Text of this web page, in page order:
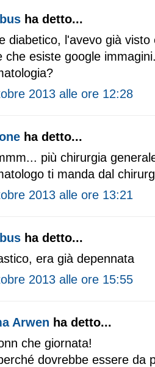
ha detto...
diabetico, l'avevo già
che esiste google
2013 alle ore 12:28
ha detto...
più chirurgia
ti manda dal
2013 alle ore 13:21
ha detto...
era già depennata
2013 alle ore 15:55
Arwen ha detto...
che giornata!
dovrebbe essere da